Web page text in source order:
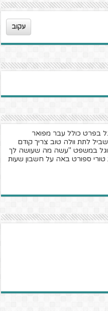
עקוב
בפרט כולל עבר מפואר
לתת וולה טוב צריך קודם
במשפט "עשה מה שעושה לך
ספורט באה על חשבון שעות